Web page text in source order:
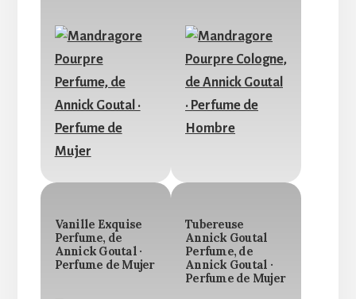
Vanille Exquise
Perfume, de
Annick Goutal ·
Perfume de Mujer
Tubereuse
Annick Goutal
Perfume, de
Annick Goutal ·
Perfume de Mujer